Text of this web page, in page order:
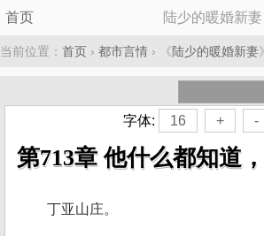
首页 陆少的暖婚新妻
当前位置： 首页 › 都市言情 › 《陆少的暖婚新妻》
字体: 16 + -
第713章 他什么都知道
丁亚山庄。